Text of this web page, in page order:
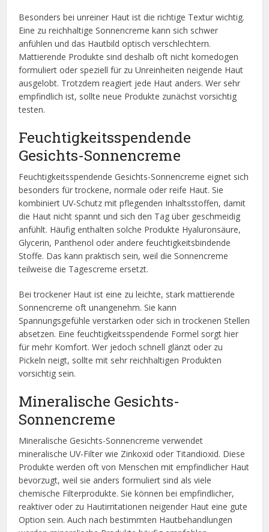
Besonders bei unreiner Haut ist die richtige Textur wichtig.
Eine zu reichhaltige Sonnencreme kann sich schwer
anfühlen und das Hautbild optisch verschlechtern.
Mattierende Produkte sind deshalb oft nicht komedogen
formuliert oder speziell für zu Unreinheiten neigende Haut
ausgelobt. Trotzdem reagiert jede Haut anders. Wer sehr
empfindlich ist, sollte neue Produkte zunächst vorsichtig
testen.
Feuchtigkeitsspendende
Gesichts-Sonnencreme
Feuchtigkeitsspendende Gesichts-Sonnencreme eignet sich
besonders für trockene, normale oder reife Haut. Sie
kombiniert UV-Schutz mit pflegenden Inhaltsstoffen, damit
die Haut nicht spannt und sich den Tag über geschmeidig
anfühlt. Häufig enthalten solche Produkte Hyaluronsäure,
Glycerin, Panthenol oder andere feuchtigkeitsbindende
Stoffe. Das kann praktisch sein, weil die Sonnencreme
teilweise die Tagescreme ersetzt.
Bei trockener Haut ist eine zu leichte, stark mattierende
Sonnencreme oft unangenehm. Sie kann
Spannungsgefühle verstärken oder sich in trockenen Stellen
absetzen. Eine feuchtigkeitsspendende Formel sorgt hier
für mehr Komfort. Wer jedoch schnell glänzt oder zu
Pickeln neigt, sollte mit sehr reichhaltigen Produkten
vorsichtig sein.
Mineralische Gesichts-
Sonnencreme
Mineralische Gesichts-Sonnencreme verwendet
mineralische UV-Filter wie Zinkoxid oder Titandioxid. Diese
Produkte werden oft von Menschen mit empfindlicher Haut
bevorzugt, weil sie anders formuliert sind als viele
chemische Filterprodukte. Sie können bei empfindlicher,
reaktiver oder zu Hautirritationen neigender Haut eine gute
Option sein. Auch nach bestimmten Hautbehandlungen